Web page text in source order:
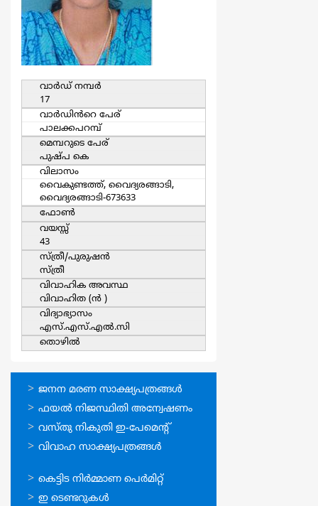
വാര്‍ഡ്‌ നമ്പര്‍
17
വാര്‍ഡിൻറെ പേര്
പാലക്കപറമ്പ്
മെമ്പറുടെ പേര്
പുഷ്പ കെ
വിലാസം
വൈകുണ്ടത്ത്, വൈദ്യരങ്ങാടി,
വൈദ്യരങ്ങാടി-673633
ഫോൺ
വയസ്സ്
43
സ്ത്രീ/പുരുഷന്‍
സ്ത്രീ
വിവാഹിക അവസ്ഥ
വിവാഹിത (ന്‍ )
വിദ്യാഭ്യാസം
എസ്.എസ്.എല്‍.സി
തൊഴില്‍
ഓണ്‍ലൈന്‍
സേവനങ്ങള്‍
ജനന മരണ സാക്ഷ്യപത്രങ്ങള്‍
ഫയല്‍ നിജസ്ഥിതി അന്വേഷണം
വസ്തു നികുതി ഇ-പേമെന്റ്
വിവാഹ സാക്ഷ്യപത്രങ്ങള്‍
ഓണ്‍ലൈന്‍
സേവനങ്ങള്‍
കെട്ടിട നിര്‍മ്മാണ പെര്‍മിറ്റ്‌
ഇ ടെണ്ടറുകള്‍